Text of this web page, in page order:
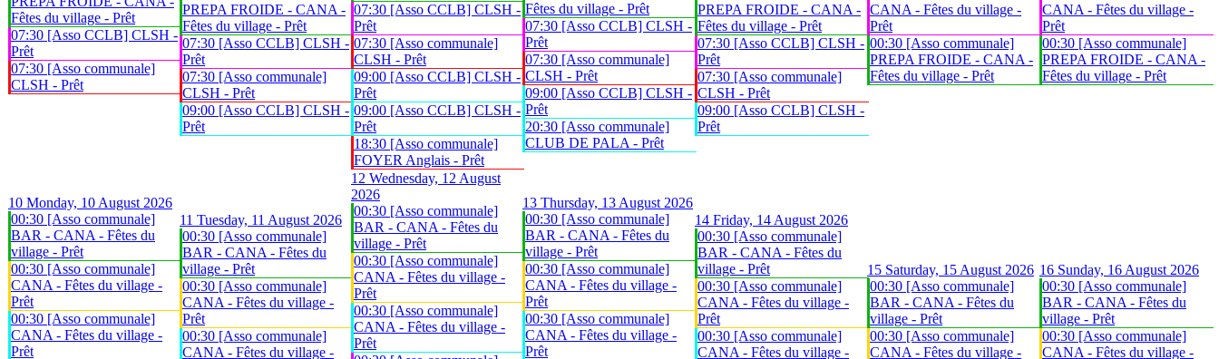
Fêtes du village - Prêt
07:30 [Asso CCLB] CLSH -
Prêt
07:30 [Asso communale]
CLSH - Prêt
PREPA FROIDE - CANA -
Fêtes du village - Prêt
07:30 [Asso CCLB] CLSH -
Prêt
07:30 [Asso communale]
CLSH - Prêt
09:00 [Asso CCLB] CLSH -
Prêt
07:30 [Asso CCLB] CLSH -
Prêt
07:30 [Asso communale]
CLSH - Prêt
09:00 [Asso CCLB] CLSH -
Prêt
09:00 [Asso CCLB] CLSH -
Prêt
18:30 [Asso communale]
FOYER Anglais - Prêt
Fêtes du village - Prêt
07:30 [Asso CCLB] CLSH -
Prêt
07:30 [Asso communale]
CLSH - Prêt
09:00 [Asso CCLB] CLSH -
Prêt
20:30 [Asso communale]
CLUB DE PALA - Prêt
PREPA FROIDE - CANA -
Fêtes du village - Prêt
07:30 [Asso CCLB] CLSH -
Prêt
07:30 [Asso communale]
CLSH - Prêt
09:00 [Asso CCLB] CLSH -
Prêt
CANA - Fêtes du village -
Prêt
00:30 [Asso communale]
PREPA FROIDE - CANA -
Fêtes du village - Prêt
CANA - Fêtes du village -
Prêt
00:30 [Asso communale]
PREPA FROIDE - CANA -
Fêtes du village - Prêt
10 Monday, 10 August 2026
00:30 [Asso communale]
BAR - CANA - Fêtes du
village - Prêt
00:30 [Asso communale]
CANA - Fêtes du village -
Prêt
00:30 [Asso communale]
CANA - Fêtes du village -
Prêt
11 Tuesday, 11 August 2026
00:30 [Asso communale]
BAR - CANA - Fêtes du
village - Prêt
00:30 [Asso communale]
CANA - Fêtes du village -
Prêt
00:30 [Asso communale]
CANA - Fêtes du village -
12 Wednesday, 12 August
2026
00:30 [Asso communale]
BAR - CANA - Fêtes du
village - Prêt
00:30 [Asso communale]
CANA - Fêtes du village -
Prêt
00:30 [Asso communale]
CANA - Fêtes du village -
Prêt
13 Thursday, 13 August 2026
00:30 [Asso communale]
BAR - CANA - Fêtes du
village - Prêt
00:30 [Asso communale]
CANA - Fêtes du village -
Prêt
00:30 [Asso communale]
CANA - Fêtes du village -
Prêt
14 Friday, 14 August 2026
00:30 [Asso communale]
BAR - CANA - Fêtes du
village - Prêt
00:30 [Asso communale]
CANA - Fêtes du village -
Prêt
00:30 [Asso communale]
CANA - Fêtes du village -
15 Saturday, 15 August 2026
00:30 [Asso communale]
BAR - CANA - Fêtes du
village - Prêt
00:30 [Asso communale]
CANA - Fêtes du village -
16 Sunday, 16 August 2026
00:30 [Asso communale]
BAR - CANA - Fêtes du
village - Prêt
00:30 [Asso communale]
CANA - Fêtes du village -